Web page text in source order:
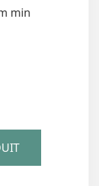
min